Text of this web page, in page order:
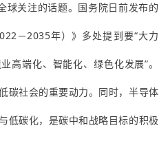
球关注的话题。国务院日前发布的
－2035年）》多处提到要“大力
高端化、智能化、绿色化发展”。
碳社会的重要动力。同时，半导体
低碳化，是碳中和战略目标的积极